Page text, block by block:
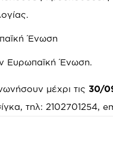
Ένωση
Ευρωπαϊκή Ένωση.
μέχρι τις30/
τηλ: 2102701254,